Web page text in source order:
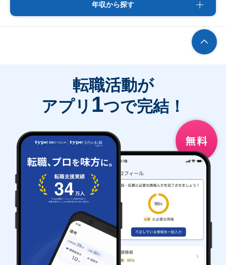
年収から探す
転職活動が
アプリ 1つで完結！